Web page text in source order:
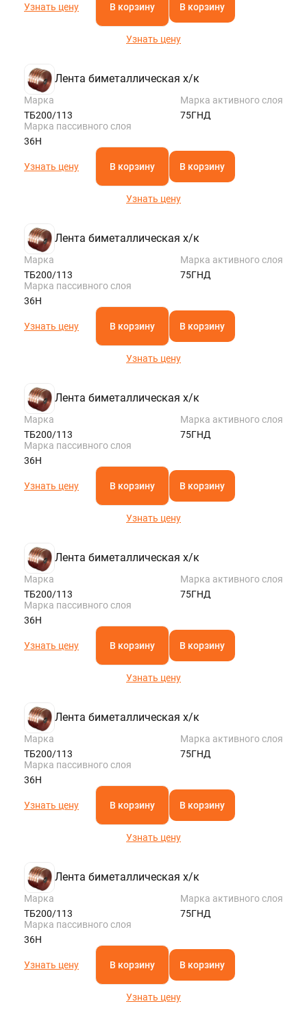
Узнать цену В корзину В корзину
Узнать цену
Лента биметаллическая х/к
Марка
ТБ200/113
Марка активного слоя
75ГНД
Марка пассивного слоя
36Н
Узнать цену В корзину В корзину
Узнать цену
Лента биметаллическая х/к
Марка
ТБ200/113
Марка активного слоя
75ГНД
Марка пассивного слоя
36Н
Узнать цену В корзину В корзину
Узнать цену
Лента биметаллическая х/к
Марка
ТБ200/113
Марка активного слоя
75ГНД
Марка пассивного слоя
36Н
Узнать цену В корзину В корзину
Узнать цену
Лента биметаллическая х/к
Марка
ТБ200/113
Марка активного слоя
75ГНД
Марка пассивного слоя
36Н
Узнать цену В корзину В корзину
Узнать цену
Лента биметаллическая х/к
Марка
ТБ200/113
Марка активного слоя
75ГНД
Марка пассивного слоя
36Н
Узнать цену В корзину В корзину
Узнать цену
Лента биметаллическая х/к
Марка
ТБ200/113
Марка активного слоя
75ГНД
Марка пассивного слоя
36Н
Узнать цену В корзину В корзину
Узнать цену